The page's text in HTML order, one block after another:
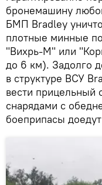
бронемашину
БМП Bradley
плотные минные
"Вихрь-М" или
до 6 км). Задолго
в структуре ВСУ
вести прицельный
снарядами с
боеприпасы